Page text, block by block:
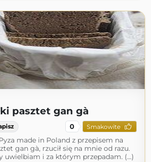
pasztet gan gà
0 Smakowite
made in Poland z przepisem na
gan gà, rzucił się na mnie od razu.
uwielbiam i za którym przepadam. (...)